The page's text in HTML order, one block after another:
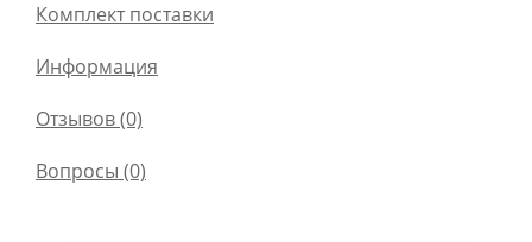
Комплект поставки
Информация
Отзывов (0)
Вопросы (0)